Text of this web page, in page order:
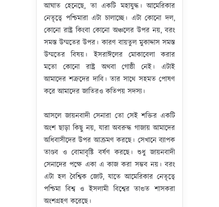
আঘাত হেনেছে, তা একটি মহাযুদ্ধ। আমেরিকার
নেতৃত্বে পশ্চিমারা এটা চালাচ্ছে। এটা কোনো দল,
কোনো রাষ্ট্র কিংবা কোনো অঞ্চলের উপর নয়, বরং
সমস্ত উম্মতের উপর। কারণ বায়তুল মুকাদ্দাস সমস্ত
উম্মতের বিষয়। ইসরাঈলের মোকাবেলা করার
মতো কোনো রাষ্ট্র অথবা গোষ্ঠী নেই। এটাই
আমাদের শত্রুদের দাবি। তার সাথে সহমত পোষণ
করে আমাদের জাতিরও কতিপয় সদস্য।
আসলে জায়নবাদী সেনারা তো সেই শক্তির একটি
অংশ ছাড়া কিছু নয়, যারা অবরুদ্ধ গাজায় আমাদের
অধিবাসীদের উপর আক্রমণ করছে। সেখানে ব্যাপক
তাণ্ডব ও বোমাবৃষ্টি বর্ষণ করছে। শুধু জায়নবাদী
সেনাদের পক্ষে একা এ কাজ করা সম্ভব নয়। বরং
এটা হল বৈশ্বিক জোট, যাতে আমেরিকার নেতৃত্বে
পশ্চিমা বিশ্ব ও ইসলামী বিশ্বের তাগুত শাসকরা
অংশগ্রহণ করেছে।